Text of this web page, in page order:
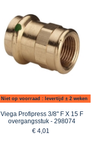
Niet op voorraad : levertijd ± 2 weken
Viega Profipress 3/8" F X 15 F
overgangsstuk - 298074
€ 4,01